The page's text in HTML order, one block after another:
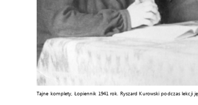
Tajne komplety, Łopiennik 1941 rok. Ryszard Kurowski podczas